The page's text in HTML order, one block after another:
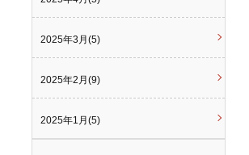
2025年3月(5)
2025年2月(9)
2025年1月(5)